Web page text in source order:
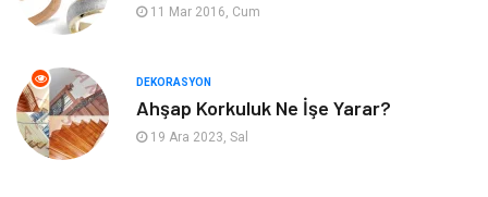
Nakliyat Telekomünikasyon
Maden ve Metal
Plastik
11 Mar 2016, Cum
DEKORASYON
Ahşap Korkuluk Ne İşe Yarar?
19 Ara 2023, Sal